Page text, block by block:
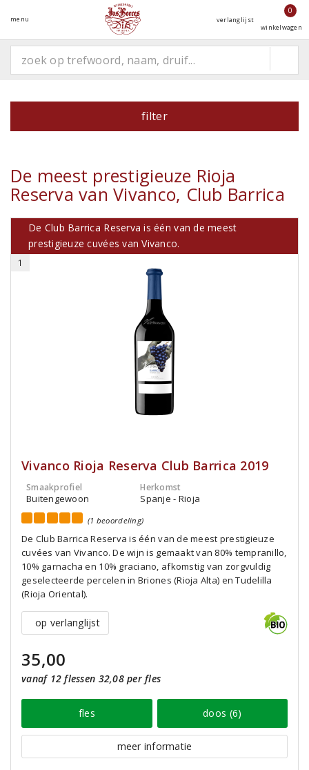
menu verlanglijst
0
winkelwagen
filter
De meest prestigieuze Rioja
Reserva van Vivanco, Club Barrica
De Club Barrica Reserva is één van de meest
prestigieuze cuvées van Vivanco.
1
Vivanco Rioja Reserva Club Barrica 2019
Smaakprofiel
Buitengewoon
Herkomst
Spanje - Rioja
(1 beoordeling)
De Club Barrica Reserva is één van de meest prestigieuze
cuvées van Vivanco. De wijn is gemaakt van 80% tempranillo,
10% garnacha en 10% graciano, afkomstig van zorgvuldig
geselecteerde percelen in Briones (Rioja Alta) en Tudelilla
(Rioja Oriental).
op verlanglijst
35,00
vanaf 12 flessen 32,08 per fles
fles doos (6)
meer informatie